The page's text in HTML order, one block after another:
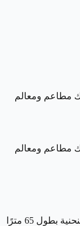
مطاعم ومعالم
مطاعم ومعالم
أفضل طريقة للحصول على فكرة عامة عن تضاريس الرياض عندما تصل لأول مرة إلى المدينة هي من جسر السماء في أعلى مركز المملكة. ترتفع 300 متر فوق المدينة، يقدم هذا المنصة المنحنية بطول 65 مترًا